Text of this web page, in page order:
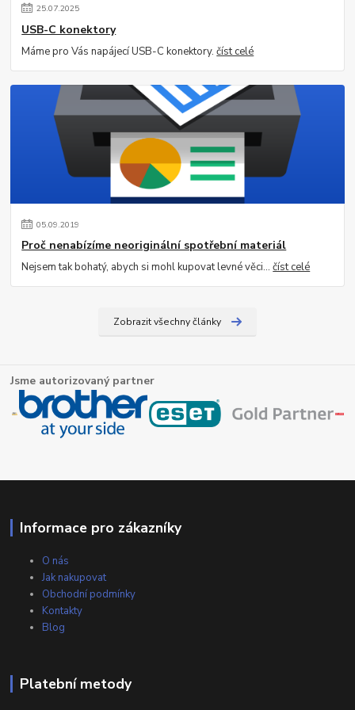
25.07.2025
USB-C konektory
Máme pro Vás napájecí USB-C konektory.číst celé
05.09.2019
Proč nenabízíme neoriginální spotřební materiál
Nejsem tak bohatý, abych si mohl kupovat levné věci...číst celé
Zobrazit všechny články
Jsme autorizovaný partner
Informace pro zákazníky
O nás
Jak nakupovat
Obchodní podmínky
Kontakty
Blog
Platební metody